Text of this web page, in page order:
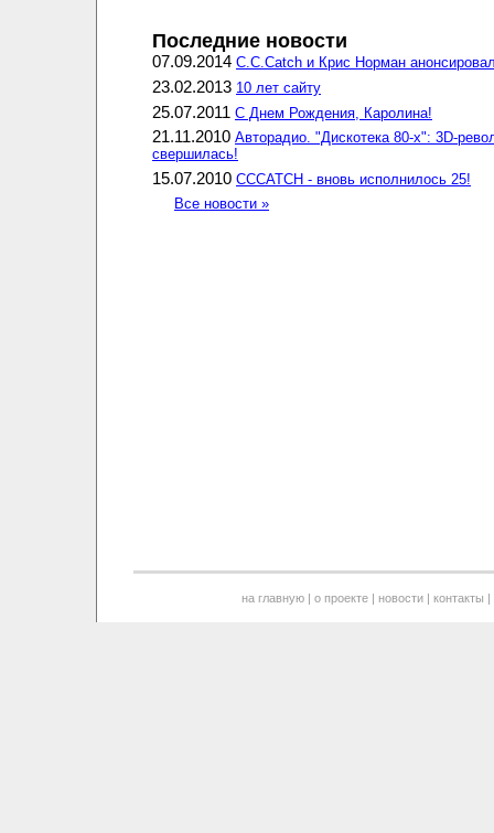
Последние новости
07.09.2014 C.C.Catch и Крис Норман
23.02.2013 10 лет сайту
25.07.2011 С Днем Рождения, Каролина!
21.11.2010 Авторадио. "Дискотека 80-х": 3D-
свершилась!
15.07.2010 CCCATCH - вновь исполнилось 25!
Все новости »
на главную| о проекте| новости| контакты |